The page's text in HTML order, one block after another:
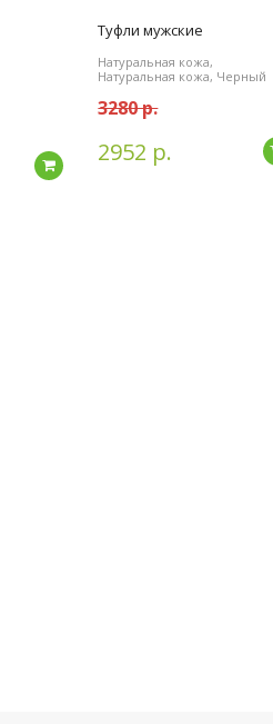
Подробнее
Туфли мужские
Натуральная кожа,
Натуральная кожа, Черный
3280 р.
2952 р.